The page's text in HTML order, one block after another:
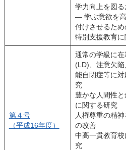
学力向上を図
― 学ぶ意欲を
付けさせるた
特別支援教育
第４号
（平成16年度）
通常の学級に
(LD)、注意欠
能自閉症等に
究
豊かな人間性
に関する研究
人権尊重の精
の改善
中高一貫教育
究